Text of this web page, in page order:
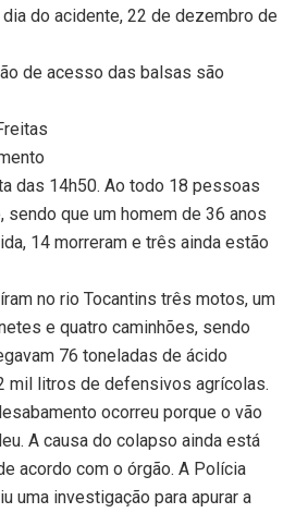
do acidente, 22 de dezembro de
de acesso das balsas são
das 14h50. Ao todo 18 pessoas
sendo que um homem de 36 anos
14 morreram e três ainda estão
no rio Tocantins três motos, um
e quatro caminhões, sendo
76 toneladas de ácido
mil litros de defensivos agrícolas.
ocorreu porque o vão
A causa do colapso ainda está
acordo com o órgão. A Polícia
uma investigação para apurar a